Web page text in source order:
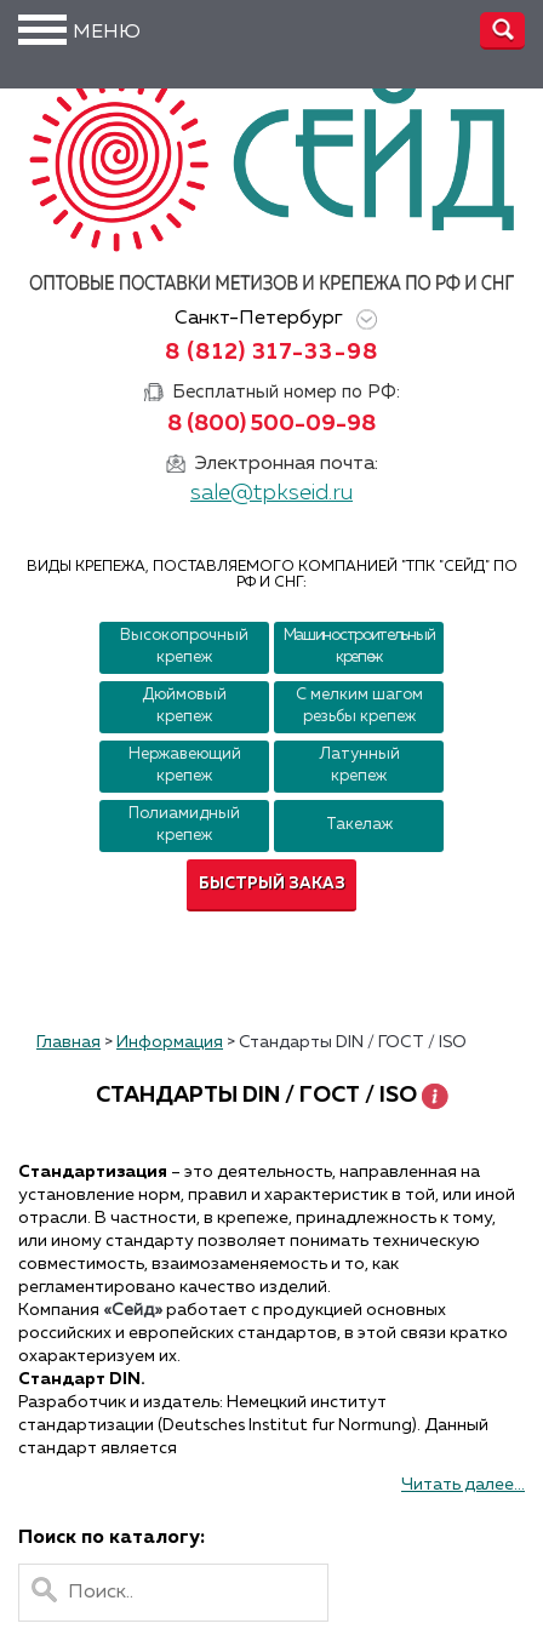
Санкт-Петербург
8 (812) 317-33-98
Бесплатный номер по РФ:
8 (800) 500-09-98
Электронная почта:
sale@tpkseid.ru
ВИДЫ КРЕПЕЖА, ПОСТАВЛЯЕМОГО КОМПАНИЕЙ "ТПК "СЕЙД" ПО
РФ И СНГ:
Высокопрочный
крепеж
Машиностроительный
крепеж
Дюймовый
крепеж
С мелким шагом
резьбы крепеж
Нержавеющий
крепеж
Латунный
крепеж
Полиамидный
крепеж
Такелаж
БЫСТРЫЙ ЗАКАЗ
МЕНЮ
О
компании
Производство
Доставка
Услуги
Контакты
Главная > Информация > Стандарты DIN / ГОСТ / ISO
СТАНДАРТЫ DIN / ГОСТ / ISO
Стандартизация – это деятельность, направленная на
установление норм, правил и характеристик в той, или иной
отрасли. В частности, в крепеже, принадлежность к тому,
или иному стандарту позволяет понимать техническую
совместимость, взаимозаменяемость и то, как
регламентировано качество изделий.
Компания «Сейд» работает с продукцией основных
российских и европейских стандартов, в этой связи кратко
охарактеризуем их.
Стандарт DIN.
Разработчик и издатель: Немецкий институт
стандартизации (Deutsches Institut fur Normung). Данный
стандарт является
немецким национальным стандартом, регламентирующим
производство метизной продукции. Несмотря на
переход в этой связи на стандарты ISO, нормы DIN по
прежнему сохраняют актуальность и по-прежнему
регламентируют производство деталей, которые не
Читать далее...
Поиск по каталогу: